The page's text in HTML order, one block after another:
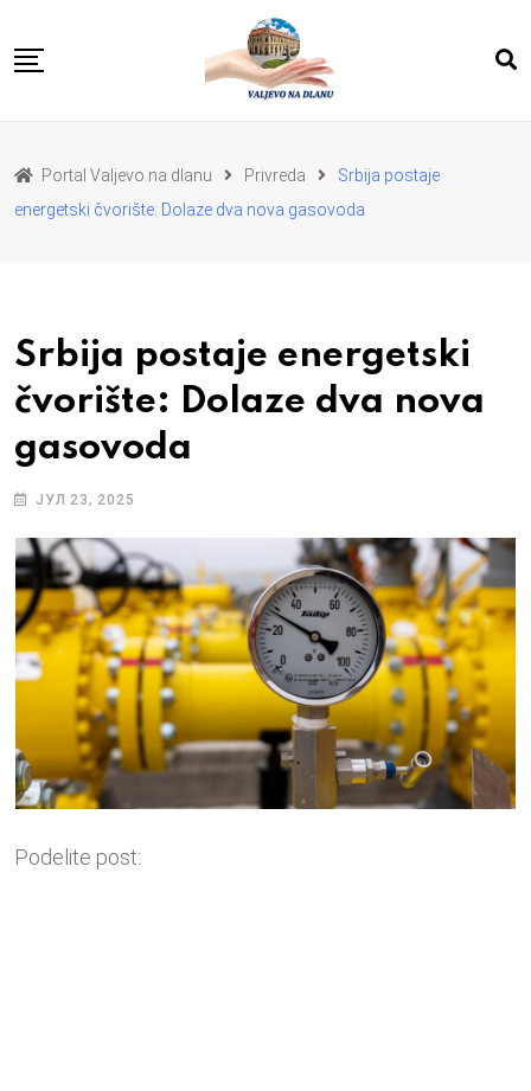
to
REGION
PRIVREDA
POLITIKA
EKOLOGIJA
O NAMA
Portal Valjevo na dlanu Privreda
Srbija postaje
energetski čvorište: Dolaze dva nova gasovoda
Srbija postaje energetski
čvorište: Dolaze dva nova
gasovoda
ЈУЛ 23, 2025
Podelite post: